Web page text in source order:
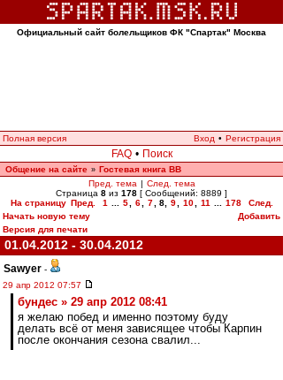
Официальный сайт болельщиков ФК "Спартак" Москва
Полная версия Вход • Регистрация
FAQ • Поиск
Общение на сайте » Гостевая книга ВВ
Пред. тема | След. тема
Страница 8 из 178 [ Сообщений: 8889 ]
На страницу Пред. 1 5 6 7 8, 9 10 11 178
След.
Начать новую тему
Добавить
Версия для печати
01.04.2012 - 30.04.2012
Sawyer -
29 апр 2012 07:57
бундес » 29 апр 2012 08:41
я желаю побед и именно поэтому буду
делать всё от меня зависящее чтобы Карпин
после окончания сезона свалил...